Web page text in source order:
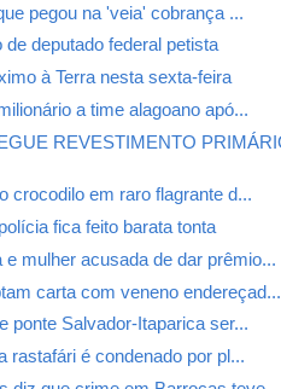
pegou na 'veia' cobrança ...
deputado federal petista
à Terra nesta sexta-feira
a time alagoano apó...
REVESTIMENTO
crocodilo em raro flagrante d...
fica feito barata tonta
e mulher acusada de dar prêmio...
carta com veneno endereçad...
ponte Salvador-Itaparica ser...
rastafári é condenado por pl...